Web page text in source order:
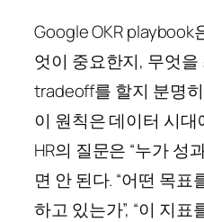
Google OKR playbook
엇이 중요한지, 무엇
tradeoff를 할지 분명
이 원칙은 데이터 시
HR의 질문은 “누가 성
면 안 된다. “어떤 목
하고 있는가”, “이 지